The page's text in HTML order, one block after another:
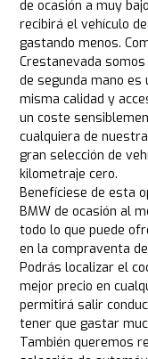
de ocasión a muy
recibirá el vehículo
gastando menos.
Crestanevada
de segunda mano
misma calidad y
un coste
cualquiera de
gran selección de
kilometraje cero.
Benefíciese de esta
BMW de ocasión al
todo lo que puede
en la compraventa
Podrás localizar el
mejor precio en
permitirá salir
tener que gastar
También queremos